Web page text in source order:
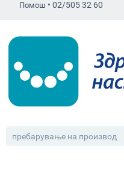
Помош • 02/505 32 60